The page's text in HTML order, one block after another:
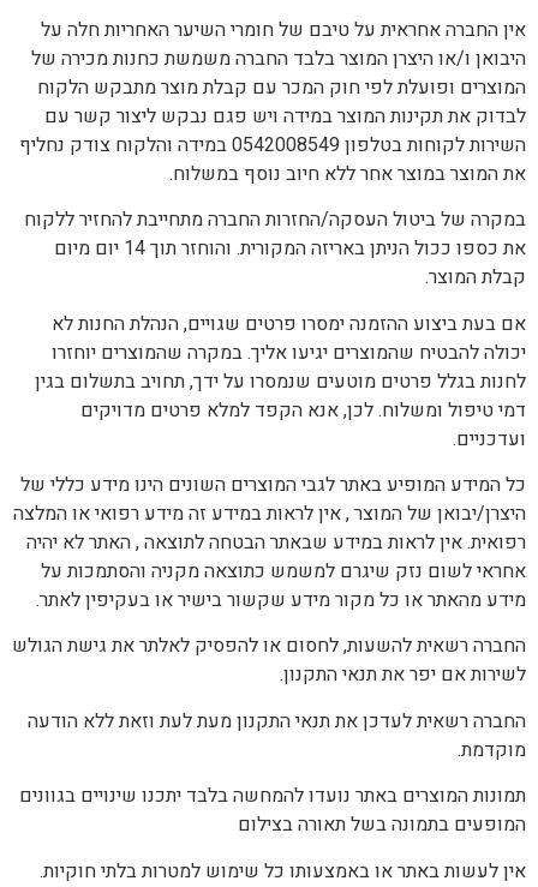
אין החברה אחראית על טיבם של חומרי השיער האחריות חלה על
היבואן ו/או היצרן המוצר בלבד החברה משמשת כחנות מכירה של
המוצרים ופועלת לפי חוק המכר עם קבלת מוצר מתבקש הלקוח
לבדוק את תקינות המוצר במידה ויש פגם נבקש ליצור קשר עם
השירות לקוחות בטלפון 0542008549 במידה והלקוח צודק נחליף
את המוצר במוצר אחר ללא חיוב נוסף במשלוח.
במקרה של ביטול העסקה/החזרות החברה מתחייבת להחזיר ללקוח
את כספו ככול הניתן באריזה המקורית. והוחזר תוך 14 יום מיום
קבלת המוצר.
אם בעת ביצוע ההזמנה ימסרו פרטים שגויים, הנהלת החנות לא
יכולה להבטיח שהמוצרים יגיעו אליך. במקרה שהמוצרים יוחזרו
לחנות בגלל פרטים מוטעים שנמסרו על ידך, תחויב בתשלום בגין
דמי טיפול ומשלוח. לכן, אנא הקפד למלא פרטים מדויקים
ועדכניים.
כל המידע המופיע באתר לגבי המוצרים השונים הינו מידע כללי של
היצרן/יבואן של המוצר , אין לראות במידע זה מידע רפואי או המלצה
רפואית. אין לראות במידע שבאתר הבטחה לתוצאה , האתר לא יהיה
אחראי לשום נזק שיגרם למשמש כתוצאה מקניה והסתמכות על
מידע מהאתר או כל מקור מידע שקשור בישיר או בעקיפין לאתר.
החברה רשאית להשעות, לחסום או להפסיק לאלתר את גישת הגולש
לשירות אם יפר את תנאי התקנון.
החברה רשאית לעדכן את תנאי התקנון מעת לעת וזאת ללא הודעה
מוקדמת.
תמונות המוצרים באתר נועדו להמחשה בלבד יתכנו שינויים בגוונים
המופעים בתמונה בשל תאורה בצילום
אין לעשות באתר או באמצעותו כל שימוש למטרות בלתי חוקיות.